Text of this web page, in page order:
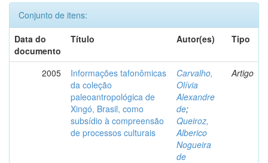
Conjunto de itens:
Data do
documento
Título Autor(es) Tipo
2005
Informações tafonômicas
da coleção
paleoantropológica de
Xingó, Brasil, como
subsídio à compreensão
de processos culturais
Carvalho,
Olívia
Alexandre
de;
Queiroz,
Alberico
Nogueira
de
Artigo